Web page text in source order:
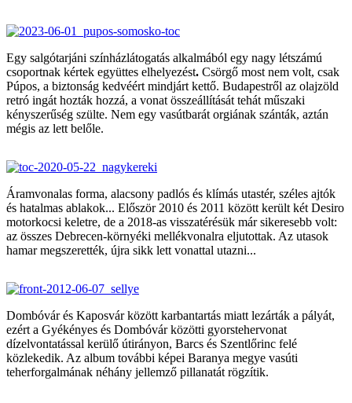
Egy salgótarjáni színházlátogatás alkalmából egy nagy létszámú
csoportnak kértek együttes elhelyezést. Csörgő most nem volt, csak
Púpos, a biztonság kedvéért mindjárt kettő. Budapestről az olajzöld
retró ingát hozták hozzá, a vonat összeállítását tehát műszaki
kényszerűség szülte. Nem egy vasútbarát orgiának szánták, aztán
mégis az lett belőle.
Áramvonalas forma, alacsony padlós és klímás utastér, széles ajtók
és hatalmas ablakok... Először 2010 és 2011 között került két Desiro
motorkocsi keletre, de a 2018-as visszatérésük már sikeresebb volt:
az összes Debrecen-környéki mellékvonalra eljutottak. Az utasok
hamar megszerették, újra sikk lett vonattal utazni...
Dombóvár és Kaposvár között karbantartás miatt lezárták a pályát,
ezért a Gyékényes és Dombóvár közötti gyorstehervonat
dízelvontatással kerülő útirányon, Barcs és Szentlőrinc felé
közlekedik. Az album további képei Baranya megye vasúti
teherforgalmának néhány jellemző pillanatát rögzítik.